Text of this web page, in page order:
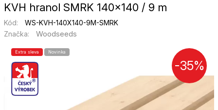
KVH hranol SMRK 140×140 / 9 m
Kód:
WS-KVH-140X140-9M-SMRK
Značka:
Woodseeds
Extra sleva Novinka
-35%